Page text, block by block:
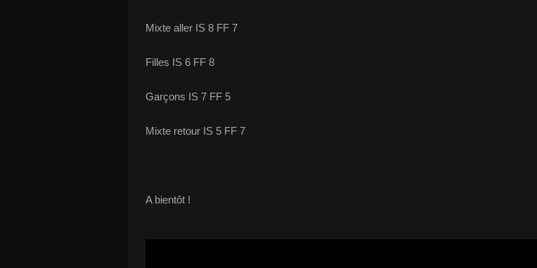
Mixte aller IS 8 FF 7
Filles IS 6 FF 8
Garçons IS 7 FF 5
Mixte retour IS 5 FF 7
A bientôt !